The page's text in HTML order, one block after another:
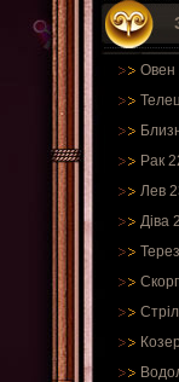
Овен
Рак
Лев
Діва